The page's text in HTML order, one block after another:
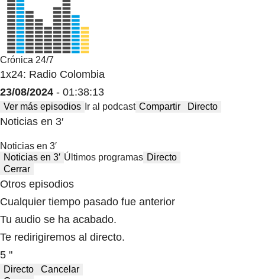
Crónica 24/7
1x24: Radio Colombia
23/08/2024 - 01:38:13
Ver más episodios Ir al podcast Compartir Directo
Noticias en 3′
Noticias en 3′
Noticias en 3′ Últimos programas Directo
Cerrar
Otros episodios
Cualquier tiempo pasado fue anterior
Tu audio se ha acabado.
Te redirigiremos al directo.
5 "
Directo
Cancelar